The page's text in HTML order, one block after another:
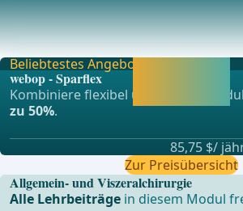
In der Chirurgie von Ösophagus,
sich die Anwendung maschineller
Beliebtestes Angebot
webop - Sparflex
Kombiniere flexibel unsere
zu 50%.
85,75 $/
Zur Preisübersicht
Allgemein- und Viszeralchirurgie
Alle Lehrbeiträge in diesem Modul